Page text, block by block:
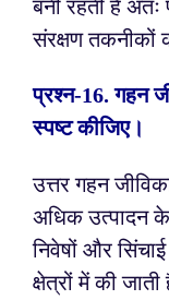
बनी रहती है
संरक्षण तकनीकों
प्रश्न-16. गहन
स्पष्ट कीजिए।
उत्तर गहन
अधिक उत्पादन
निवेषों और
क्षेत्रों में की